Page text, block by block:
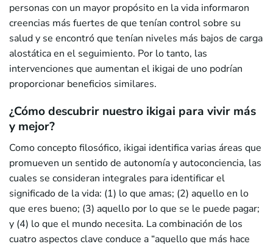
personas con un mayor propósito en la vida informaron
creencias más fuertes de que tenían control sobre su
salud y se encontró que tenían niveles más bajos de carga
alostática en el seguimiento. Por lo tanto, las
intervenciones que aumentan el ikigai de uno podrían
proporcionar beneficios similares.
¿Cómo descubrir nuestro ikigai para vivir más
y mejor?
Como concepto filosófico, ikigai identifica varias áreas que
promueven un sentido de autonomía y autoconciencia, las
cuales se consideran integrales para identificar el
significado de la vida: (1) lo que amas; (2) aquello en lo
que eres bueno; (3) aquello por lo que se le puede pagar;
y (4) lo que el mundo necesita. La combinación de los
cuatro aspectos clave conduce a “aquello que más hace